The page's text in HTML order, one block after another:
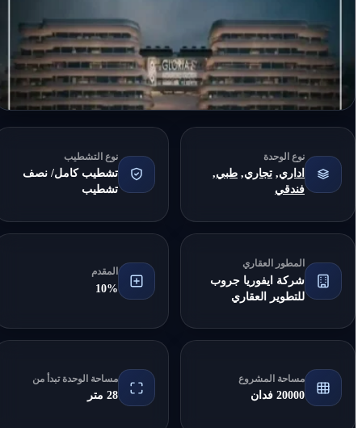
نوع الوحدة
اداري,تجاري,طبي,
فندقي
نوع التشطيب
تشطيب كامل/ نصف
تشطيب
المطور العقاري
شركة ايفوريا جروب
للتطوير العقاري
المقدم
10%
مساحة المشروع
20000 فدان
مساحة الوحدة تبدأ من
28 متر